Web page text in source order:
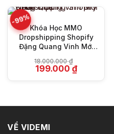
-99%
Khóa Học MMO
Dropshipping Shopify
Đặng Quang Vinh Mới
18.000.000₫
Giá
gốc
199.000 ₫Giá
hiện
VỀ VIDEMI